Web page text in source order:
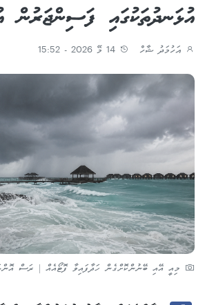
އުޅަނދުތަކުގައި ފަސިންޖަރުން
އަހުމަދު ޝާހް
މިއީ އޭއި ބޭނުންކޮށްގެން ހަދާފައިވާ ފޮޓޯއެއް | ރަސް